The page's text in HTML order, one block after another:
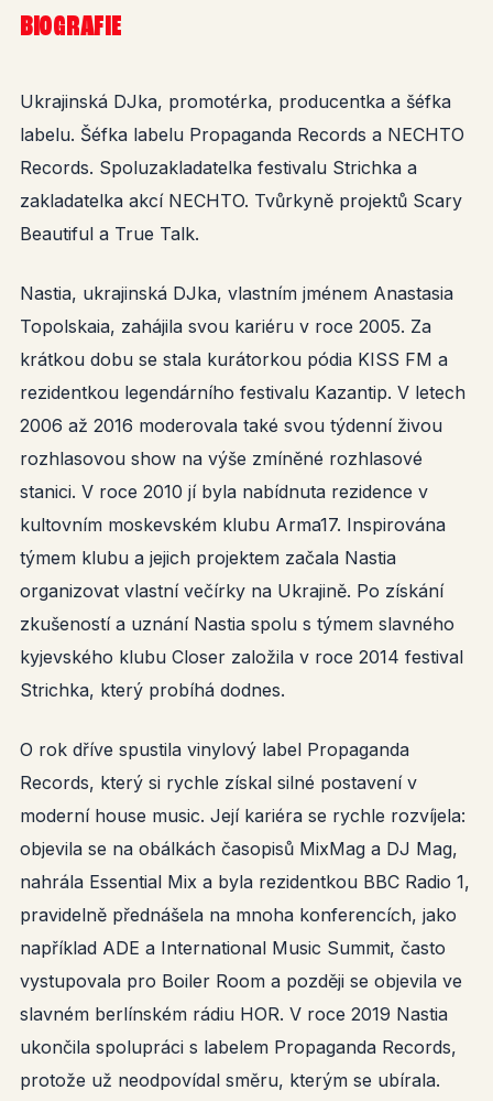
BIOGRAFIE
Ukrajinská DJka, promotérka, producentka a šéfka
labelu. Šéfka labelu Propaganda Records a NECHTO
Records. Spoluzakladatelka festivalu Strichka a
zakladatelka akcí NECHTO. Tvůrkyně projektů Scary
Beautiful a True Talk.
Nastia, ukrajinská DJka, vlastním jménem Anastasia
Topolskaia, zahájila svou kariéru v roce 2005. Za
krátkou dobu se stala kurátorkou pódia KISS FM a
rezidentkou legendárního festivalu Kazantip. V letech
2006 až 2016 moderovala také svou týdenní živou
rozhlasovou show na výše zmíněné rozhlasové
stanici. V roce 2010 jí byla nabídnuta rezidence v
kultovním moskevském klubu Arma17. Inspirována
týmem klubu a jejich projektem začala Nastia
organizovat vlastní večírky na Ukrajině. Po získání
zkušeností a uznání Nastia spolu s týmem slavného
kyjevského klubu Closer založila v roce 2014 festival
Strichka, který probíhá dodnes.
O rok dříve spustila vinylový label Propaganda
Records, který si rychle získal silné postavení v
moderní house music. Její kariéra se rychle rozvíjela:
objevila se na obálkách časopisů MixMag a DJ Mag,
nahrála Essential Mix a byla rezidentkou BBC Radio 1,
pravidelně přednášela na mnoha konferencích, jako
například ADE a International Music Summit, často
vystupovala pro Boiler Room a později se objevila ve
slavném berlínském rádiu HOR. V roce 2019 Nastia
ukončila spolupráci s labelem Propaganda Records,
protože už neodpovídal směru, kterým se ubírala.